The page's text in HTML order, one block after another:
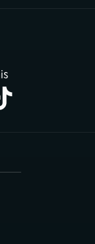
aba)